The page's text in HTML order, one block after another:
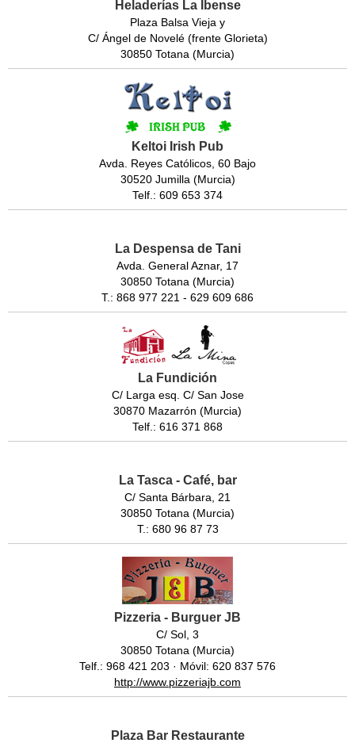
Heladerías La Ibense
Plaza Balsa Vieja y
C/ Ángel de Novelé (frente Glorieta)
30850 Totana (Murcia)
Keltoi Irish Pub
Avda. Reyes Católicos, 60 Bajo
30520 Jumilla (Murcia)
Telf.: 609 653 374
La Despensa de Tani
Avda. General Aznar, 17
30850 Totana (Murcia)
T.: 868 977 221 - 629 609 686
La Fundición
C/ Larga esq. C/ San Jose
30870 Mazarrón (Murcia)
Telf.: 616 371 868
La Tasca - Café, bar
C/ Santa Bárbara, 21
30850 Totana (Murcia)
T.: 680 96 87 73
Pizzeria - Burguer JB
C/ Sol, 3
30850 Totana (Murcia)
Telf.: 968 421 203 · Móvil: 620 837 576
http://www.pizzeriajb.com
Plaza Bar Restaurante